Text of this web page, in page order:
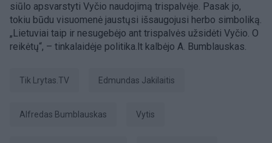
siūlo apsvarstyti Vyčio naudojimą trispalvėje. Pasak jo,
tokiu būdu visuomenė jaustųsi išsaugojusi herbo simboliką.
„Lietuviai taip ir nesugebėjo ant trispalvės užsidėti Vyčio. O
reikėtų“, – tinkalaidėje politika.lt kalbėjo A. Bumblauskas.
tik Lrytas.TV Edmundas Jakilaitis
Alfredas Bumblauskas Vytis